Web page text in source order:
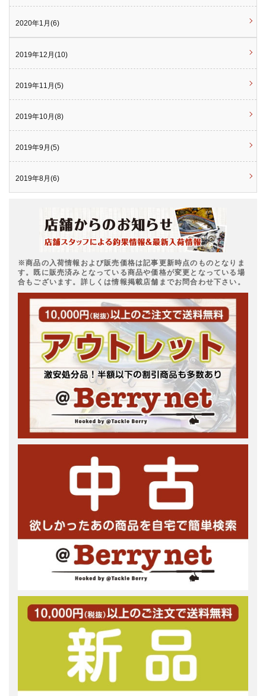
2020年1月(6)
2019年12月(10)
2019年11月(5)
2019年10月(8)
2019年9月(5)
2019年8月(6)
※商品の入荷情報および販売価格は記事更新時点のものとなりま
す。既に販売済みとなっている商品や価格が変更となっている場
合もございます。詳しくは情報掲載店舗までお問合わせ下さい。